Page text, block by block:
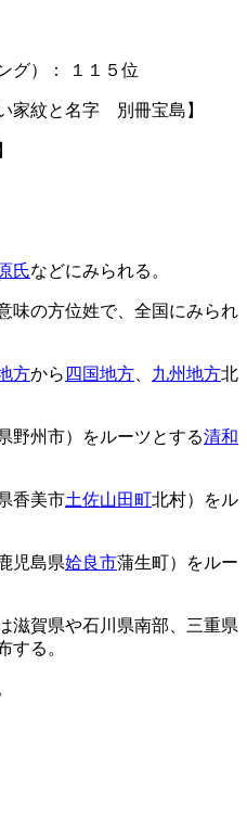
グ）： １１５位
家紋と名字 別冊宝島】
】
氏などにみられる。
味の方位姓で、全国にみられ
方から 四国地方 九州地方北
野州市）をルーツとする清和
香美市土佐山田町北村）をル
児島県姶良市蒲生町）をルー
賀県や石川県南部、三重県
する。